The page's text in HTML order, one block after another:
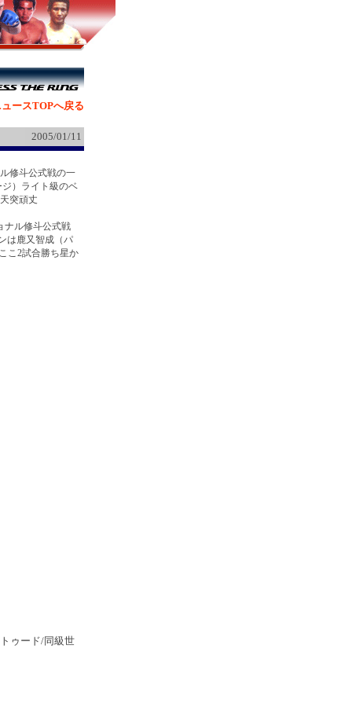
ースTOPへ戻る
2005/01/11
修斗公式戦の一
）ライト級のベ
突頑丈
ル修斗公式戦
は鹿又智成（パ
こ2試合勝ち星か
ゥード/同級世